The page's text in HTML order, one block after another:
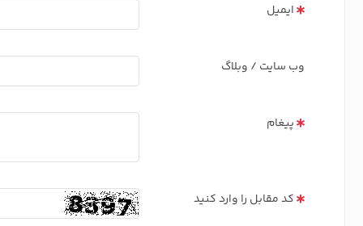
ایمیل
وب سایت / وبلاگ
پیغام
کد مقابل را وارد کنید